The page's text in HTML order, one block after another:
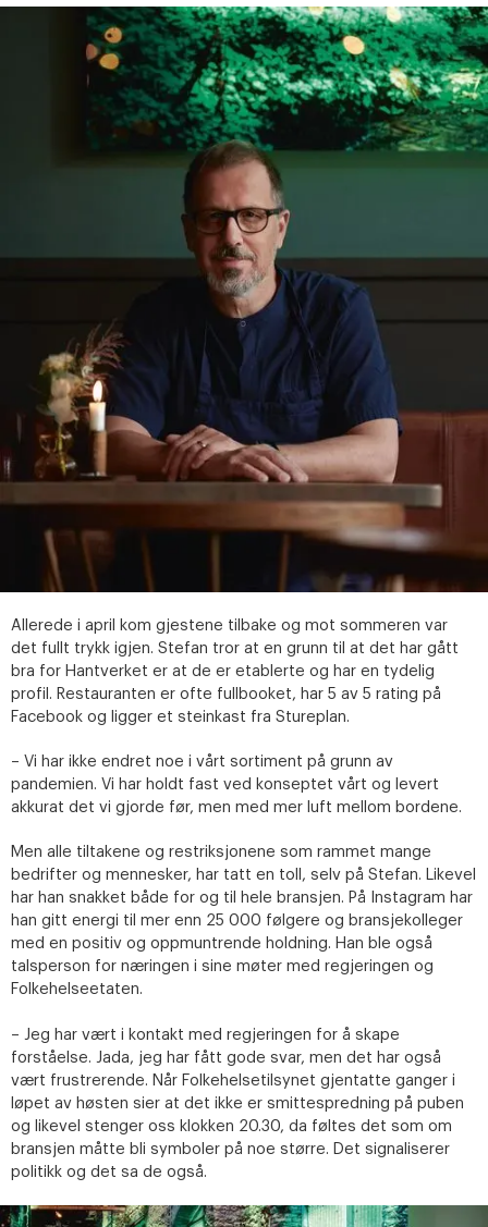
Allerede i april kom gjestene tilbake og mot sommeren var
det fullt trykk igjen. Stefan tror at en grunn til at det har gått
bra for Hantverket er at de er etablerte og har en tydelig
profil. Restauranten er ofte fullbooket, har 5 av 5 rating på
Facebook og ligger et steinkast fra Stureplan.
– Vi har ikke endret noe i vårt sortiment på grunn av
pandemien. Vi har holdt fast ved konseptet vårt og levert
akkurat det vi gjorde før, men med mer luft mellom bordene.
Men alle tiltakene og restriksjonene som rammet mange
bedrifter og mennesker, har tatt en toll, selv på Stefan. Likevel
har han snakket både for og til hele bransjen. På Instagram har
han gitt energi til mer enn 25 000 følgere og bransjekolleger
med en positiv og oppmuntrende holdning. Han ble også
talsperson for næringen i sine møter med regjeringen og
Folkehelseetaten.
– Jeg har vært i kontakt med regjeringen for å skape
forståelse. Jada, jeg har fått gode svar, men det har også
vært frustrerende. Når Folkehelsetilsynet gjentatte ganger i
løpet av høsten sier at det ikke er smittespredning på puben
og likevel stenger oss klokken 20.30, da føltes det som om
bransjen måtte bli symboler på noe større. Det signaliserer
politikk og det sa de også.